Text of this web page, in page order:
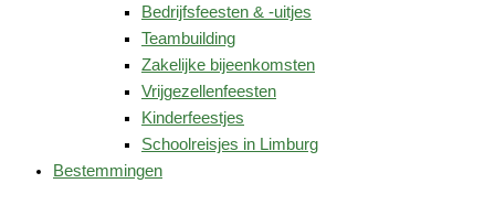
Bedrijfsfeesten & -uitjes
Teambuilding
Zakelijke bijeenkomsten
Vrijgezellenfeesten
Kinderfeestjes
Schoolreisjes in Limburg
Bestemmingen